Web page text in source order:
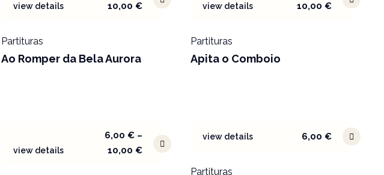
view details
10,00€
Partituras
Ao Romper da Bela Aurora
view details
10,00€
Partituras
Apita o Comboio
view details
6,00€ –
10,00€
view details 6,00€
Partituras